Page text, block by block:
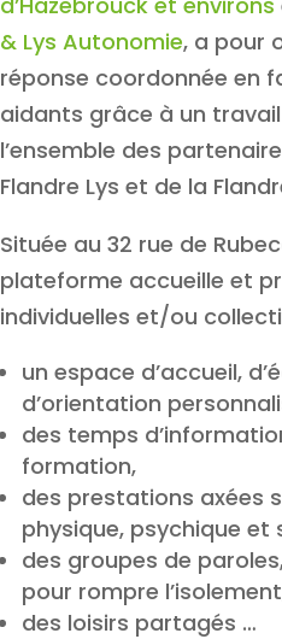
& Lys Autonomie, a pour
réponse coordonnée en
aidants grâce à un
l’ensemble des
Flandre Lys et de la
Située au 32 rue de
plateforme accueille et
individuelles et/ou
un espace d’accueil,
d’orientation
des temps
formation,
des prestations axées
physique, psychique et
des groupes de
pour rompre
des loisirs partagés …